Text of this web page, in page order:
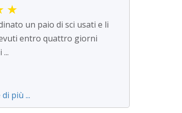
★
un paio di sci usati e li
entro quattro giorni
più ...